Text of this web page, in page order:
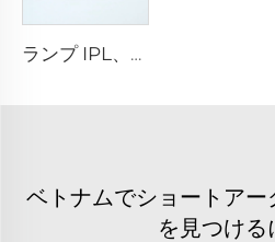
ランプ IPL、モデル9-45-100 ワイヤー
ベトナムでショートア
を見つける